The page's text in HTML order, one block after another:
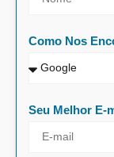
Como Nos
Seu Melhor E-